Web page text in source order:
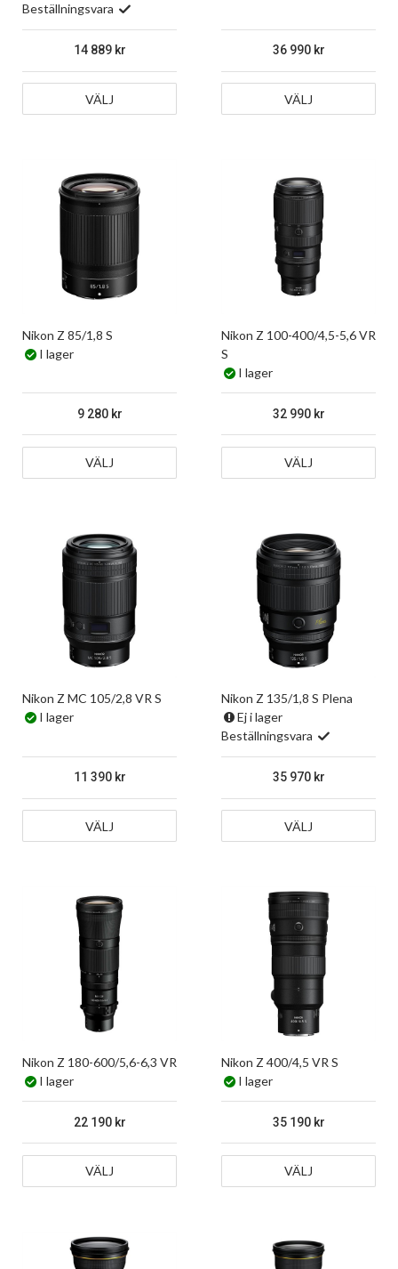
Beställningsvara
14 889
VÄLJ
36 990
VÄLJ
Nikon Z 85/1,8 S
I lager
9 280
VÄLJ
Nikon Z 100-400/4,5-5,6 VR
S
I lager
32 990
VÄLJ
Nikon Z MC 105/2,8 VR S
I lager
11 390
VÄLJ
Nikon Z 135/1,8 S Plena
Ej i lager
Beställningsvara
35 970
VÄLJ
Nikon Z 180-600/5,6-6,3 VR
I lager
22 190
VÄLJ
Nikon Z 400/4,5 VR S
I lager
35 190
VÄLJ